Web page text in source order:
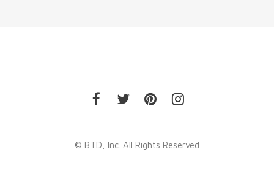
© BTD, Inc. All Rights Reserved